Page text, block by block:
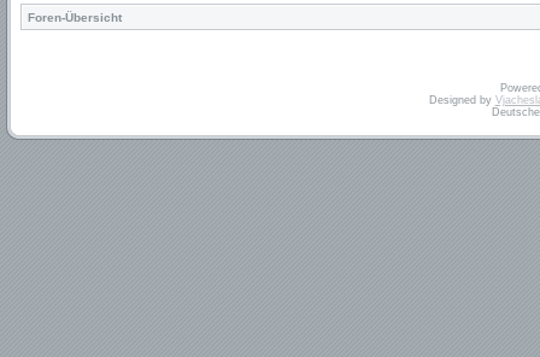
Foren-Übersicht
Designed by